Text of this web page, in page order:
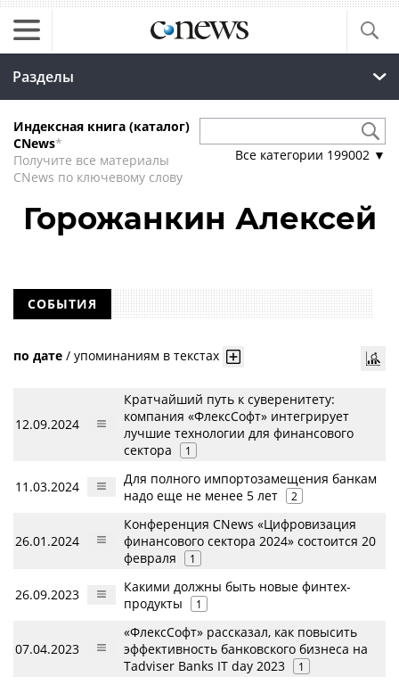
Разделы
Индексная книга (каталог)
CNews*
Получите все материалы
CNews по ключевому слову
Все категории 199002 ▼
Горожанкин Алексей
СОБЫТИЯ
по дате / упоминаниям в текстах
12.09.2024
Кратчайший путь к суверенитету:
компания «ФлексСофт» интегрирует
лучшие технологии для финансового
сектора
1
11.03.2024
Для полного импортозамещения банкам
надо еще не менее 5 лет
2
26.01.2024
Конференция CNews «Цифровизация
финансового сектора 2024» состоится 20
февраля
1
26.09.2023
Какими должны быть новые финтех-
продукты
1
07.04.2023
«ФлексСофт» рассказал, как повысить
эффективность банковского бизнеса на
Tadviser Banks IT day 2023
1